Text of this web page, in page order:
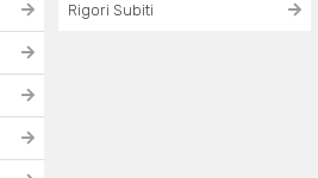
Rigori Subiti